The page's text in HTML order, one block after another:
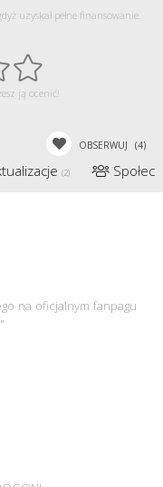
uzyskał pełne finansowanie.
ją ocenić!
OBSERWUJ (4)
(2)
na oficjalnym fanpagu